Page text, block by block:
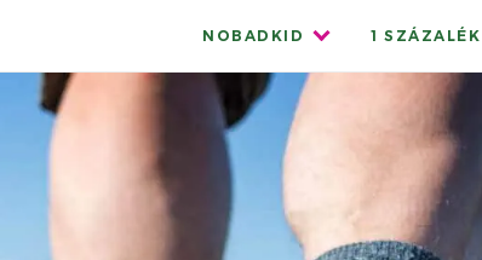
NOBADKID
Menü
lenyitása
1 SZÁZALÉK